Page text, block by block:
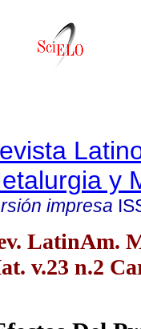
y
impresa
LatinAm.
v.23 n.2